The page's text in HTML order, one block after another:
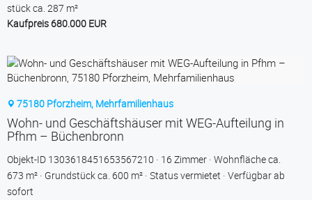
stück ca. 287 m²
Kaufpreis 680.000 EUR
75180 Pforzheim, Mehrfamilienhaus
Wohn- und Geschäftshäuser mit WEG-Aufteilung in
Pfhm – Büchenbronn
Objekt-ID 1303618451653567210 16 Zimmer Wohnfläche ca.
673 m²
Grund­stück ca. 600 m² Status vermietet
Verfügbar ab
sofort